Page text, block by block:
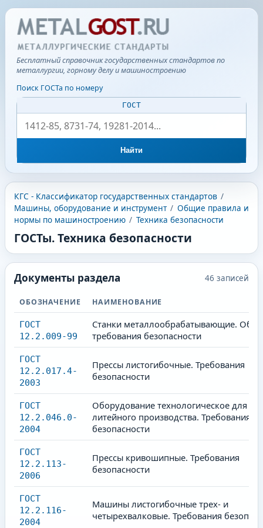
Бесплатный справочник государственных стандартов по
металлургии, горному делу и машиностроению
Поиск ГОСТа по номеру
ГОСТ
Найти
КГС - Классификатор государственных стандартов /
Машины, оборудование и инструмент / Общие правила и
нормы по машиностроению / Техника безопасности
ГОСТы. Техника безопасности
Документы раздела 46 записей
ОБОЗНАЧЕНИЕ НАИМЕНОВАНИЕ
ГОСТ
12.2.009-99
Станки металлообрабатывающие.
требования безопасности
ГОСТ
12.2.017.4-
2003
Прессы листогибочные. Требования
безопасности
ГОСТ
12.2.046.0-
2004
Оборудование технологическое для
литейного производства. Требования
безопасности
ГОСТ
12.2.113-
2006
Прессы кривошипные. Требования
безопасности
ГОСТ
12.2.116-
2004
Машины листогибочные трех- и
четырехвалковые. Требования